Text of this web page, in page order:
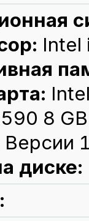
8 GB
Версии
диске: